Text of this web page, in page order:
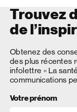
Trouvez
de
Obtenez des
des plus récentes
infolettre « La
communications
Votre prénom